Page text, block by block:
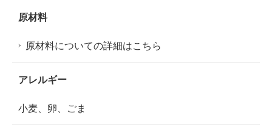
原材料
原材料についての詳細はこちら
アレルギー
小麦、卵、ごま